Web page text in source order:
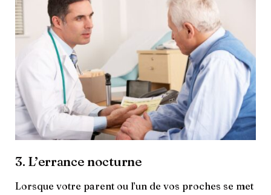
3. L’errance nocturne
Lorsque votre parent ou l’un de vos proches se met